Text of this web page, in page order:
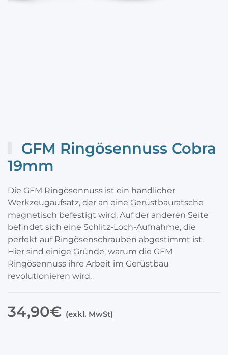
GFM Ringösennuss Cobra
19mm
Die GFM Ringösennuss ist ein handlicher
Werkzeugaufsatz, der an eine Gerüstbauratsche
magnetisch befestigt wird. Auf der anderen Seite
befindet sich eine Schlitz-Loch-Aufnahme, die
perfekt auf Ringösenschrauben abgestimmt ist.
Hier sind einige Gründe, warum die GFM
Ringösennuss ihre Arbeit im Gerüstbau
revolutionieren wird.
34,90€ (exkl. MwSt)